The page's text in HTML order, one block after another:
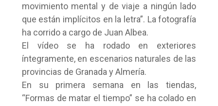
movimiento mental y de viaje a ningún lado
que están implícitos en la letra”. La fotografía
ha corrido a cargo de Juan Albea.
El vídeo se ha rodado en exteriores
íntegramente, en escenarios naturales de las
provincias de Granada y Almería.
En su primera semana en las tiendas,
“Formas de matar el tiempo” se ha colado en